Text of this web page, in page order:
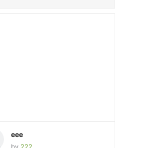
eee
by 222